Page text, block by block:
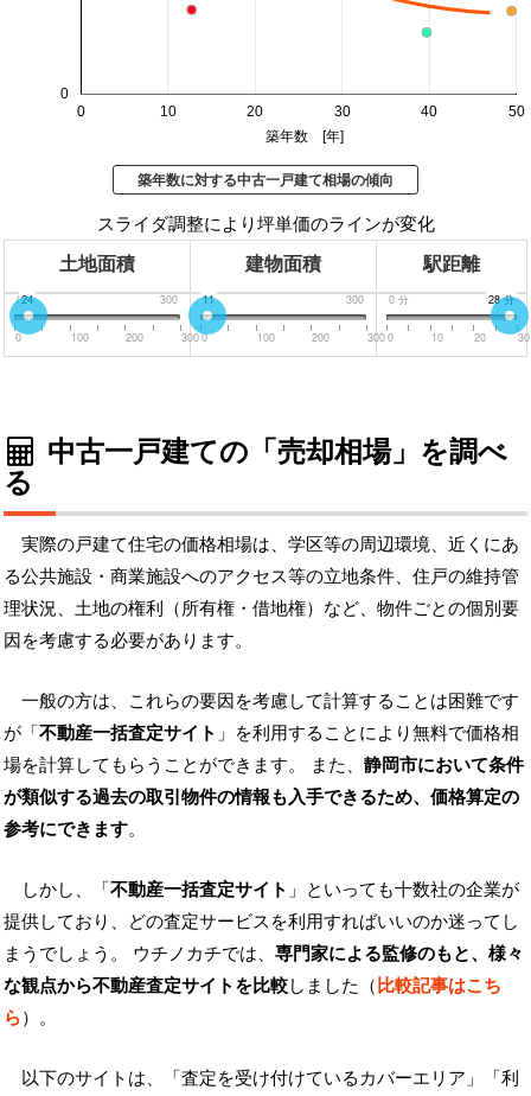
0 10 20 30 40 50
0
築年数 [年]
築年数に対する中古一戸建て相場の傾向
スライダ調整により坪単価のラインが変化
土地面積 建物面積 駅距離
0 300
24
0 100 200 300
0 300
11
0 100 200 300
0 分 30分
28分
0 10 20 30
中古一戸建ての「売却相場」を調べ
る
実際の戸建て住宅の価格相場は、学区等の周辺環境、近くにあ
る公共施設・商業施設へのアクセス等の立地条件、住戸の維持管
理状況、土地の権利（所有権・借地権）など、物件ごとの個別要
因を考慮する必要があります。
一般の方は、これらの要因を考慮して計算することは困難です
が「不動産一括査定サイト 」を利用することにより無料で価格相
場を計算してもらうことができます。 また、 静岡市において条件
が類似する過去の取引物件の情報も入手できるため、価格算定の
参考にできます。
しかし、「不動産一括査定サイト 」といっても十数社の企業が
提供しており、どの査定サービスを利用すればいいのか迷ってし
まうでしょう。 ウチノカチでは、 専門家による監修のもと、様々
な観点から不動産査定サイトを比較しました（比較記事はこち
ら）。
以下のサイトは、「査定を受け付けているカバーエリア」「利